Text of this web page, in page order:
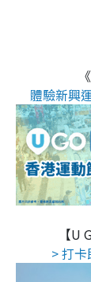
體驗新興
【U
> 打